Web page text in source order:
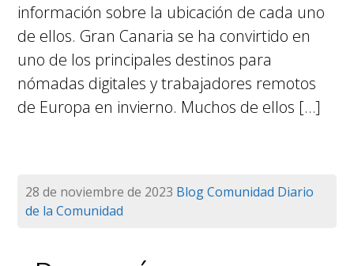
información sobre la ubicación de cada uno
de ellos. Gran Canaria se ha convirtido en
uno de los principales destinos para
nómadas digitales y trabajadores remotos
de Europa en invierno. Muchos de ellos […]
28 de noviembre de 2023 BlogComunidad Diario
de la Comunidad